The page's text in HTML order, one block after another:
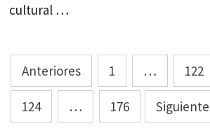
cultural …
Paginación
de
entradas
Anteriores 1 … 122
124 … 176